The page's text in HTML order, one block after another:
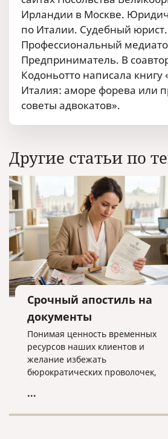
Ирландии в Москве.
по Италии. Судебный юрист.
Профессиональный
Предприниматель. В
Кодоньотто написала книгу
Италия: аморе форева или
советы адвокатов».
Другие статьи по
Срочный апостиль на
документы
Понимая ценность временных
ресурсов наших клиентов и
желание избежать
бюрократических проволочек,
услугу по проставлению апостиля
...